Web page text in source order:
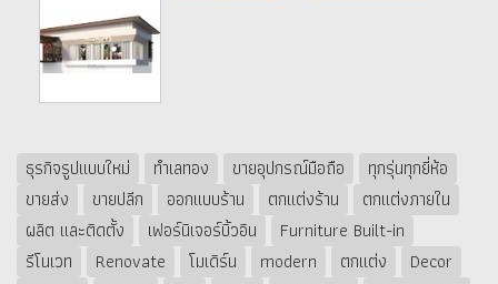
ธุรกิจรูปแบบใหม่ ทำเลทอง ขายอุปกรณ์มือถือ
ทุกรุ่นทุกยี่ห้อ
ขายส่ง
ขายปลีก ออกแบบร้าน ตกแต่งร้าน
ตกแต่งภายใน
ผลิต และติดตั้ง
เฟอร์นิเจอร์บิ้วอิน
Furniture Built-in
รีโนเวท
Renovate โมเดิร์น modern ตกแต่ง
Decor